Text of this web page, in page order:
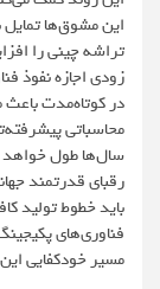
این مشوق‌ها
تراشه چینی را
زودی اجازه نفوذ
در کوتاه‌مدت
محاسباتی
سال‌ها طول
رقبای قدرتمند
فناوری‌های
مسیر خودکفایی